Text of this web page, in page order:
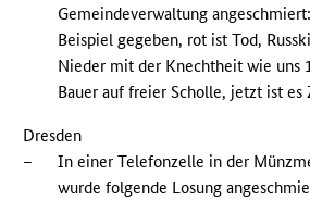
Gemeindeverwaltung
Beispiel gegeben, rot ist Tod,
Nieder mit der Knechtheit wie uns
Bauer auf freier Scholle, jetzt ist es
Dresden
–
In einer Telefonzelle in der
wurde folgende Losung